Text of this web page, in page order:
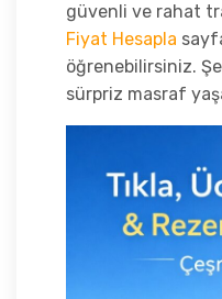
güvenli ve rahat
Fiyat Hesapla
öğrenebilirsiniz.
sürpriz masraf